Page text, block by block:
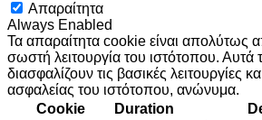
Απαραίτητα
Always Enabled
Τα απαραίτητα cookie είναι απολύτως
σωστή λειτουργία του ιστότοπου. Αυτά
διασφαλίζουν τις βασικές λειτουργίες
ασφαλείας του ιστότοπου, ανώνυμα.
Cookie
Duration